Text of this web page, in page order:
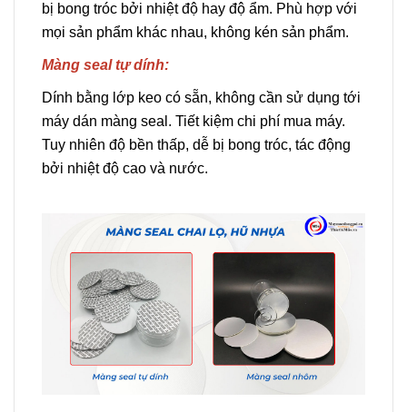
bị bong tróc bởi nhiệt độ hay độ ẩm. Phù hợp với
mọi sản phẩm khác nhau, không kén sản phẩm.
Màng seal tự dính:
Dính bằng lớp keo có sẵn, không cần sử dụng tới
máy dán màng seal. Tiết kiệm chi phí mua máy.
Tuy nhiên độ bền thấp, dễ bị bong tróc, tác động
bởi nhiệt độ cao và nước.